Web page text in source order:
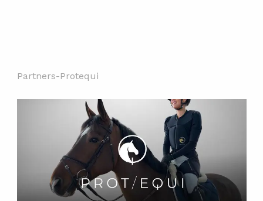
Partners-Protequi